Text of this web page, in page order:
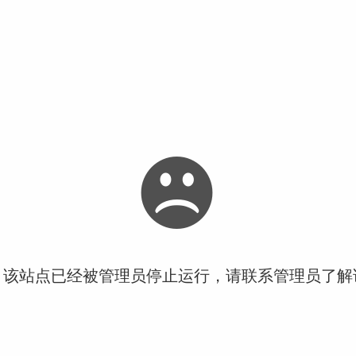
站点已经被管理员停止运行，请联系管理员了